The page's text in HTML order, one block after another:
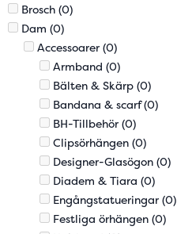
Brosch (0)
Dam (0)
Accessoarer (0)
Armband (0)
Bälten & Skärp (0)
Bandana & scarf (0)
BH-Tillbehör (0)
Clipsörhängen (0)
Designer-Glasögon (0)
Diadem & Tiara (0)
Engångstatueringar (0)
Festliga örhängen (0)